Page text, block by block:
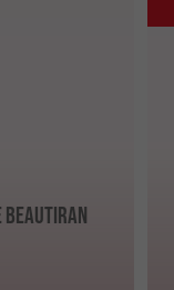
Beautiran